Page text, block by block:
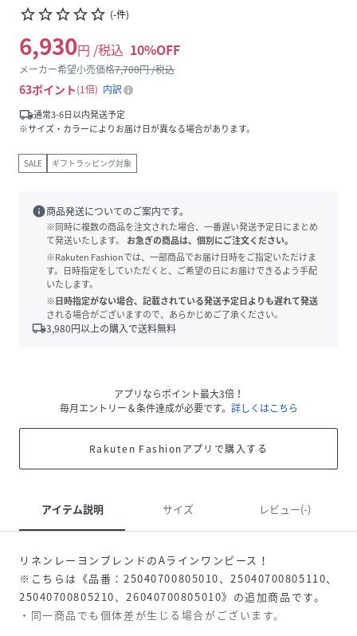
star_borderstar_borderstar_borderstar_borderstar_border (-件)
6,930円 /税込 10%OFF
メーカー希望小売価格7,700円 /税込
63ポイント 1倍
内訳
local_shipping通常3-6日以内発送予定
※サイズ・カラーによりお届け日が異なる場合があります。
SALE ギフトラッピング対象
info商品発送についてのご案内です。
※同時に複数の商品を注文された場合、一番遅い発送予定日にまとめ
て発送いたします。
お急ぎの商品は、個別にご注文ください。
※Rakuten Fashionでは、一部商品でお届け日時をご指定いただけま
す。日時指定をしていただくと、ご希望の日にお届けできるよう手配
いたします。
※日時指定がない場合、記載されている発送予定日よりも遅れて発送
される場合がございますので、あらかじめご了承ください。
local_shipping3,980円以上の購入で送料無料
アプリならポイント最大3倍！
毎月エントリー＆条件達成が必要です。 詳しくはこちら
Rakuten Fashionアプリで購入する
アイテム説明 サイズ レビュー(-)
リネンレーヨンブレンドのAラインワンピース！
※こちらは《品番：25040700805010、25040700805110、
25040700805210、26040700805010》の追加商品です。
・同一商品でも個体差が生じる場合がございます。